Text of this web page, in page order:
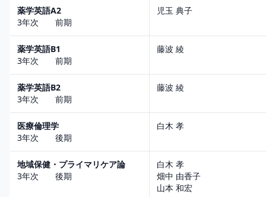
薬学英語A2
3年次 前期
児玉 典子
薬学英語B1
3年次 前期
藤波 綾
薬学英語B2
3年次 前期
藤波 綾
医療倫理学
3年次 後期
白木 孝
地域保健・プライマリケア論
3年次 後期
白木 孝
畑中 由香子
山本 和宏